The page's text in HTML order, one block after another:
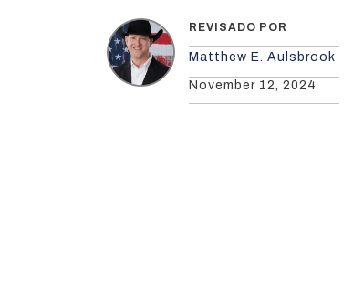
REVISADO POR
Matthew E. Aulsbrook
November 12, 2024